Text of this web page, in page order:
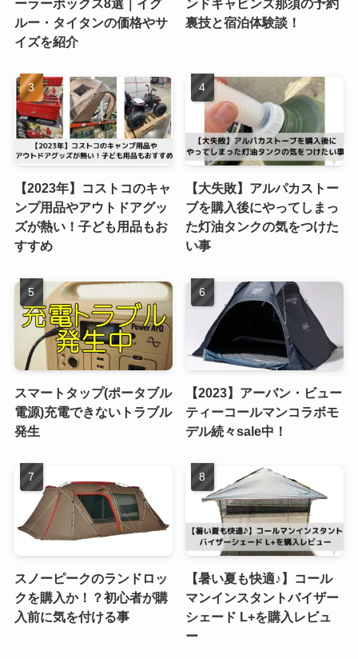
ーラーボックス8選｜イグ
ルー・タイタンの価格やサ
イズを紹介
ンドキャビンズ那須の予約
裏技と宿泊体験談！
【2023年】コストコのキャ
ンプ用品やアウトドアグッ
ズが熱い！子ども用品もお
すすめ
【大失敗】アルパカストー
ブを購入後にやってしまっ
た灯油タンクの気をつけた
い事
スマートタップ(ポータブル
電源)充電できないトラブル
発生
【2023】アーバン・ビュー
ティーコールマンコラボモ
デル続々sale中！
スノーピークのランドロッ
クを購入か！？初心者が購
入前に気を付ける事
【暑い夏も快適♪】コール
マンインスタントバイザー
シェード L+を購入レビュ
ー